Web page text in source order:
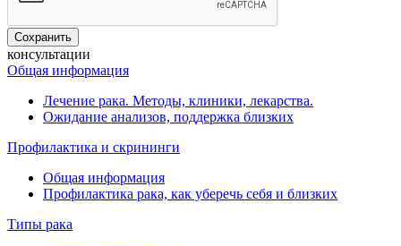
консультации
Общая информация
Лечение рака. Методы, клиники, лекарства.
Ожидание анализов, поддержка близких
Профилактика и скрининги
Общая информация
Профилактика рака, как уберечь себя и близких
Типы рака